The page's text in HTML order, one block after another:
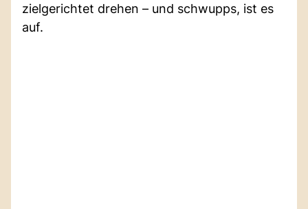
zielgerichtet drehen – und schwupps, ist es
auf.